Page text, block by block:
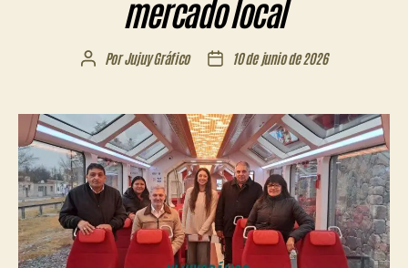
mercado local
Autor
entrada
PorJujuy Gráfico
Fecha
entrada
10 de junio de 2026